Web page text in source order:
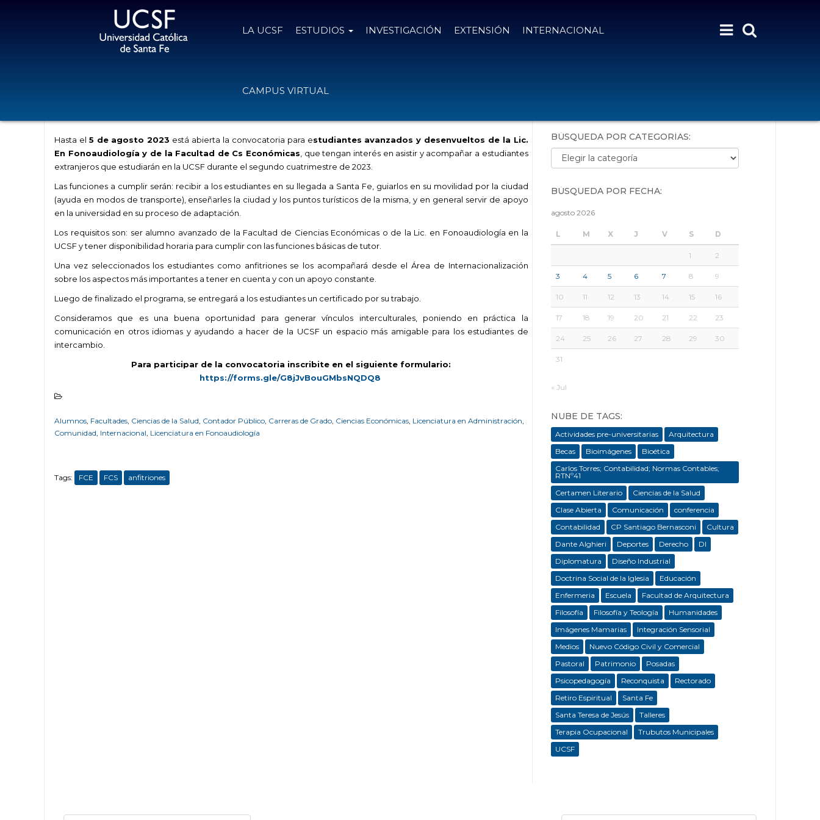
LA UCSF ESTUDIOS INVESTIGACIÓN EXTENSIÓN INTERNACIONAL
CAMPUS VIRTUAL
Hasta el 5 de agosto 2023 está abierta la convocatoria para estudiantes avanzados y desenvueltos de la Lic.
En Fonoaudiología y de la Facultad de Cs Económicas , que tengan interés en asistir y acompañar a estudiantes
extranjeros que estudiarán en la UCSF durante el segundo cuatrimestre de 2023.
Las funciones a cumplir serán: recibir a los estudiantes en su llegada a Santa Fe, guiarlos en su movilidad por la ciudad
(ayuda en modos de transporte), enseñarles la ciudad y los puntos turísticos de la misma, y en general servir de apoyo
en la universidad en su proceso de adaptación.
Los requisitos son: ser alumno avanzado de la Facultad de Ciencias Económicas o de la Lic. en Fonoaudiología en la
UCSF y tener disponibilidad horaria para cumplir con las funciones básicas de tutor.
Una vez seleccionados los estudiantes como anfitriones se los acompañará desde el Área de Internacionalización
sobre los aspectos más importantes a tener en cuenta y con un apoyo constante.
Luego de finalizado el programa, se entregará a los estudiantes un certificado por su trabajo.
Consideramos que es una buena oportunidad para generar vínculos interculturales, poniendo en práctica la
comunicación en otros idiomas y ayudando a hacer de la UCSF un espacio más amigable para los estudiantes de
intercambio.
Para participar de la convocatoria inscribite en el siguiente formulario:
https://forms.gle/G8jJvBouGMbsNQDQ8
Alumnos, Facultades, Ciencias de la Salud, Contador Público, Carreras de Grado, Ciencias Económicas, Licenciatura en Administración,
Comunidad, Internacional, Licenciatura en Fonoaudiología
Tags: FCE FCS anfitriones
BÚSQUEDA POR CATEGORÍAS:
Búsqueda por categorías:
BÚSQUEDA POR FECHA:
agosto 2026
L M X J V S D
1 2
3 4 5 6 7 8 9
10 11 12 13 14 15 16
17 18 19 20 21 22 23
24 25 26 27 28 29 30
31
« Jul
NUBE DE TAGS:
Actividades pre-universitarias
Arquitectura
Becas
Bioimágenes
Bioética
Carlos Torres; Contabilidad; Normas Contables;
RTNº41
Certamen Literario
Ciencias de la Salud
Clase Abierta
Comunicación
conferencia
Contabilidad
CP Santiago Bernasconi
Cultura
Dante Alghieri
Deportes Derecho
DI
Diplomatura
Diseño Industrial
Doctrina Social de la Iglesia
Educación
Enfermeria
Escuela
Facultad de Arquitectura
Filosofía
Filosofía y Teología
Humanidades
Imágenes Mamarias
Integración Sensorial
Medios
Nuevo Código Civil y Comercial
Pastoral
Patrimonio
Posadas
Psicopedagogía
Reconquista
Rectorado
Retiro Espiritual
Santa Fe
Santa Teresa de Jesús
Talleres
Terapia Ocupacional
Trubutos Municipales
UCSF